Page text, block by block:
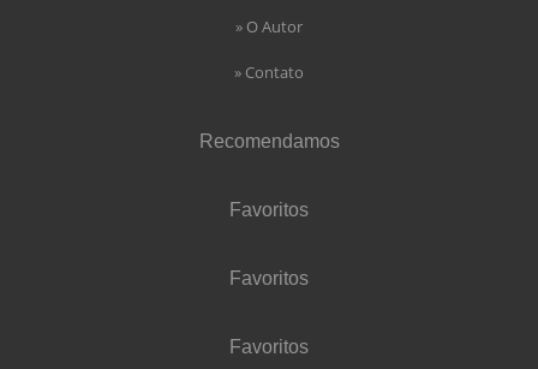
» O Autor
» Contato
Recomendamos
Favoritos
Favoritos
Favoritos